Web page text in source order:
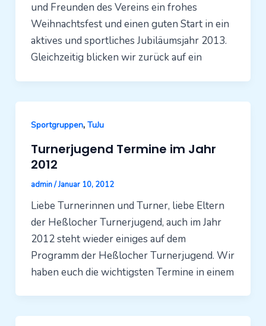
und Freunden des Vereins ein frohes
Weihnachtsfest und einen guten Start in ein
aktives und sportliches Jubiläumsjahr 2013.
Gleichzeitig blicken wir zurück auf ein
Sportgruppen, TuJu
Turnerjugend Termine im Jahr
2012
admin/Januar 10, 2012
Liebe Turnerinnen und Turner, liebe Eltern
der Heßlocher Turnerjugend, auch im Jahr
2012 steht wieder einiges auf dem
Programm der Heßlocher Turnerjugend. Wir
haben euch die wichtigsten Termine in einem